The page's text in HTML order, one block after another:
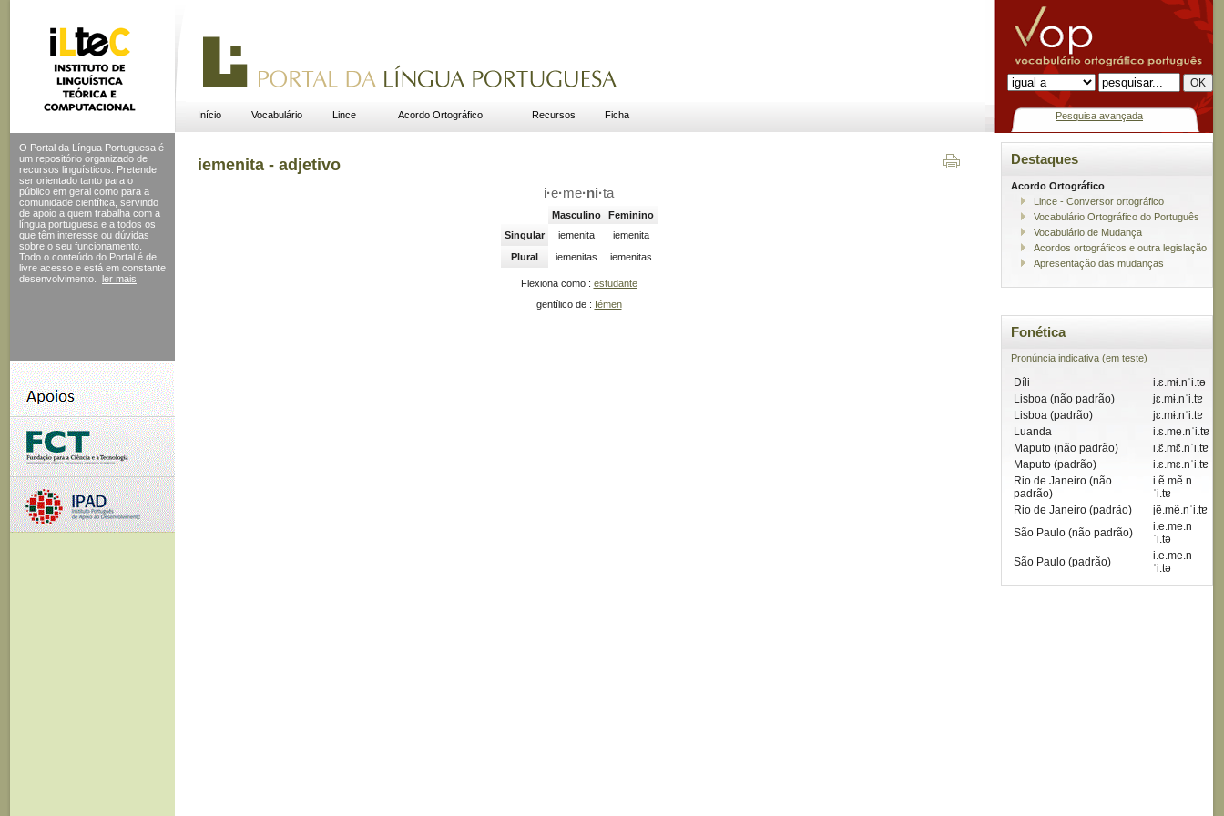
Início Vocabulário Lince Acordo Ortográfico Recursos Ficha Pesquisa avançada
O Portal da Língua Portuguesa é
um repositório organizado de
recursos linguísticos. Pretende
ser orientado tanto para o
público em geral como para a
comunidade científica, servindo
de apoio a quem trabalha com a
língua portuguesa e a todos os
que têm interesse ou dúvidas
sobre o seu funcionamento.
Todo o conteúdo do Portal é de
livre acesso e está em constante
desenvolvimento.
ler mais
iemenita - adjetivo
i·e·me·ni·ta
Masculino
Feminino
Singular
iemenita
iemenita
Plural
iemenitas iemenitas
Flexiona como : estudante
gentílico de : Iémen
Destaques
Acordo Ortográfico
Lince - Conversor ortográfico
Vocabulário Ortográfico do Português
Vocabulário de Mudança
Acordos ortográficos e outra legislação
Apresentação das mudanças
Fonética
Pronúncia indicativa (em teste)
Díli
i.ɛ.mɨ.nˈi.tə
Lisboa (não padrão)
jɛ.mɨ.nˈi.tɐ
Lisboa (padrão)
jɛ.mɨ.nˈi.tɐ
Luanda
i.ɛ.me.nˈi.tɐ
Maputo (não padrão)
i.ɛ̃.mɛ̃.nˈi.tɐ
Maputo (padrão)
i.ɛ.mɛ.nˈi.tɐ
Rio de Janeiro (não
padrão)
i.ẽ.mẽ.n
ˈi.tɐ
Rio de Janeiro (padrão)
jẽ.mẽ.nˈi.tɐ
São Paulo (não padrão)
i.e.me.n
ˈi.tə
São Paulo (padrão)
i.e.me.n
ˈi.tə